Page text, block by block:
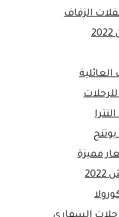
الزفاف
مميزة